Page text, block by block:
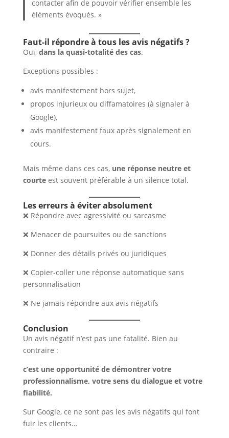
contacter afin de pouvoir vérifier ensemble les
éléments évoqués. »
Faut-il répondre à tous les avis négatifs ?
Oui, dans la quasi-totalité des cas.
Exceptions possibles :
avis manifestement hors sujet,
propos injurieux ou diffamatoires (à signaler à
Google),
avis manifestement faux après signalement en
cours.
Mais même dans ces cas, une réponse neutre et
courteest souvent préférable à un silence total.
Les erreurs à éviter absolument
❌ Répondre avec agressivité ou sarcasme
❌ Menacer de poursuites ou de sanctions
❌ Donner des détails privés ou juridiques
❌ Copier-coller une réponse automatique sans
personnalisation
❌ Ne jamais répondre aux avis négatifs
Conclusion
Un avis négatif n’est pas une fatalité. Bien au
contraire :
c’est une opportunité de démontrer votre
professionnalisme, votre sens du dialogue et votre
fiabilité.
Sur Google, ce ne sont pas les avis négatifs qui font
fuir les clients…